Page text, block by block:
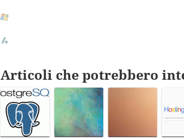
Articoli che potrebbero